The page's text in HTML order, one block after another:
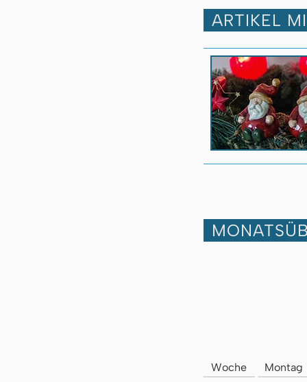
ARTIKEL
Woche Montag